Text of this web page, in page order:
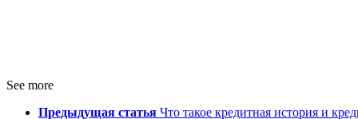
See more
Предыдущая статья Что такое кредитная история и